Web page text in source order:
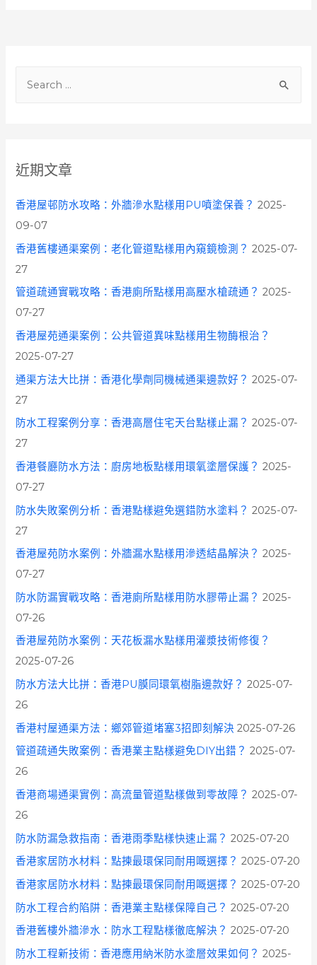
h
f
o
近期文章
香港屋邨防水攻略：外牆滲水點樣用PU噴塗保養？ 2025-
09-07
香港舊樓通渠案例：老化管道點樣用內窺鏡檢測？ 2025-07-
27
管道疏通實戰攻略：香港廁所點樣用高壓水槍疏通？ 2025-
07-27
香港屋苑通渠案例：公共管道異味點樣用生物酶根治？
2025-07-27
通渠方法大比拼：香港化學劑同機械通渠邊款好？ 2025-07-
27
防水工程案例分享：香港高層住宅天台點樣止漏？ 2025-07-
27
香港餐廳防水方法：廚房地板點樣用環氧塗層保護？ 2025-
07-27
防水失敗案例分析：香港點樣避免選錯防水塗料？ 2025-07-
27
香港屋苑防水案例：外牆漏水點樣用滲透結晶解決？ 2025-
07-27
防水防漏實戰攻略：香港廁所點樣用防水膠帶止漏？ 2025-
07-26
香港屋苑防水案例：天花板漏水點樣用灌漿技術修復？
2025-07-26
防水方法大比拼：香港PU膜同環氧樹脂邊款好？ 2025-07-
26
香港村屋通渠方法：鄉郊管道堵塞3招即刻解決 2025-07-26
管道疏通失敗案例：香港業主點樣避免DIY出錯？ 2025-07-
26
香港商場通渠實例：高流量管道點樣做到零故障？ 2025-07-
26
防水防漏急救指南：香港雨季點樣快速止漏？ 2025-07-20
香港家居防水材料：點揀最環保同耐用嘅選擇？ 2025-07-20
香港家居防水材料：點揀最環保同耐用嘅選擇？ 2025-07-20
防水工程合約陷阱：香港業主點樣保障自己？ 2025-07-20
香港舊樓外牆滲水：防水工程點樣徹底解決？ 2025-07-20
防水工程新技術：香港應用納米防水塗層效果如何？ 2025-